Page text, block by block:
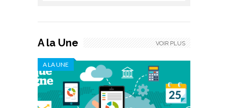
A la Une
A LA UNE
VOIR PLUS